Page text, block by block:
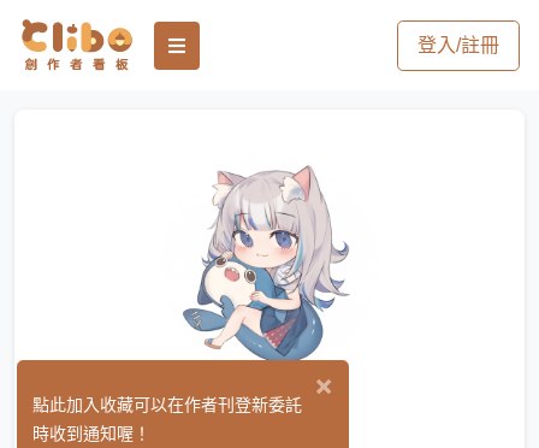
登入/註冊
Si Ta (0)
×
點此加入收藏可以在作者刊登新委託
時收到通知喔！